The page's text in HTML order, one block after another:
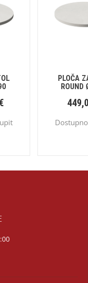
PLOČA
ROUND